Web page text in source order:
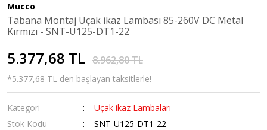
Mucco
Tabana Montaj Uçak ikaz Lambası 85-260V DC Metal
Kırmızı - SNT-U125-DT1-22
5.377,68 TL 8.962,80 TL
*5.377,68 TL den başlayan taksitlerle!
Kategori
Uçak ikaz Lambaları
Stok Kodu
SNT-U125-DT1-22